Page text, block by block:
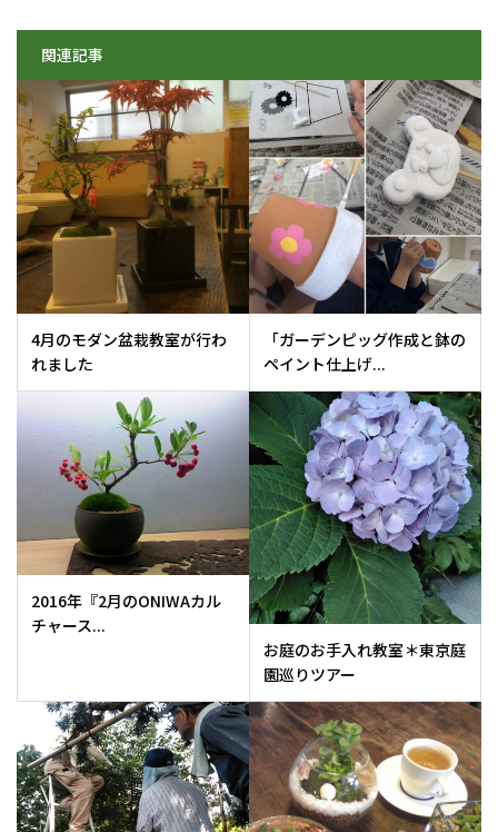
関連記事
4月のモダン盆栽教室が行わ
れました
「ガーデンピッグ作成と鉢の
ペイント仕上げ...
2016年『2月のONIWAカル
チャース...
お庭のお手入れ教室＊東京庭
園巡りツアー